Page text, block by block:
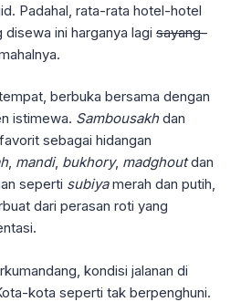
Padahal, rata-rata hotel-hotel
ini harganya lagi sayang-
berbuka bersama dengan
istimewa. Sambousakhdan
sebagai hidangan
, mandi, bukhory, madghoutdan
seperti subiyamerah dan putih,
dari perasan roti yang
kondisi jalanan di
kota seperti tak berpenghuni.